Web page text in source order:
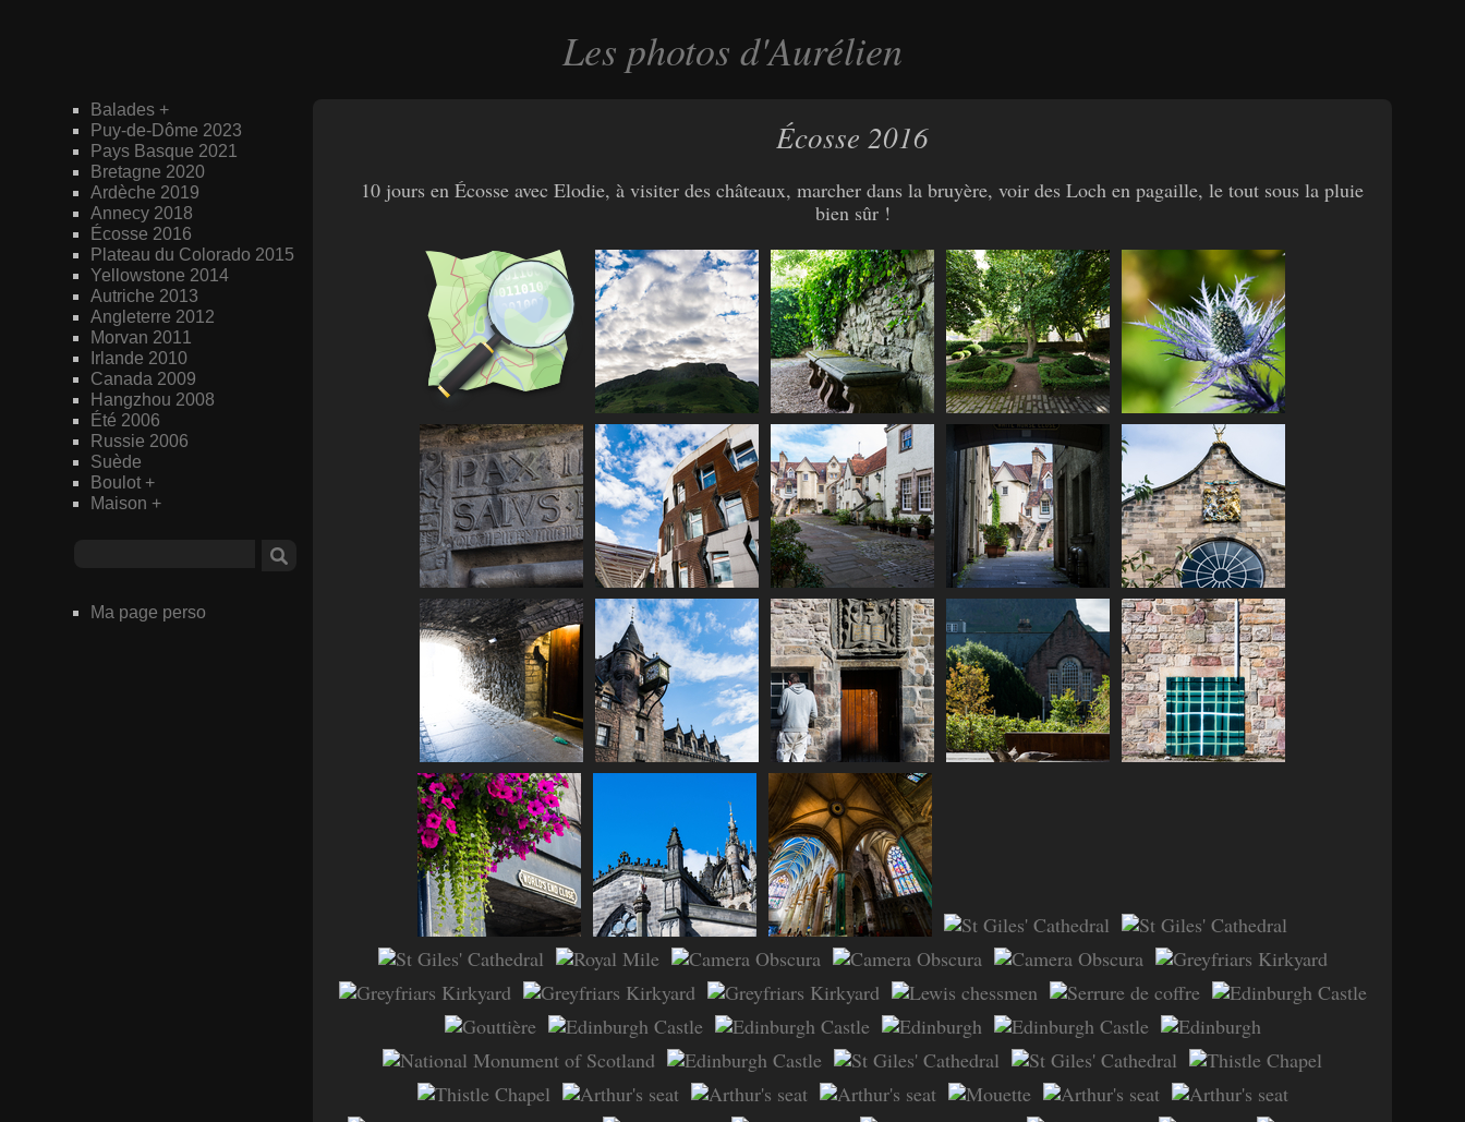
Les photos d'Aurélien
Balades +
Puy-de-Dôme 2023
Pays Basque 2021
Bretagne 2020
Ardèche 2019
Annecy 2018
Écosse 2016
Plateau du Colorado 2015
Yellowstone 2014
Autriche 2013
Angleterre 2012
Morvan 2011
Irlande 2010
Canada 2009
Hangzhou 2008
Été 2006
Russie 2006
Suède
Boulot +
Maison +
Ma page perso
Écosse 2016
10 jours en Écosse avec Elodie, à visiter des châteaux, marcher dans la bruyère, voir des Loch en pagaille, le tout sous la pluie
bien sûr !